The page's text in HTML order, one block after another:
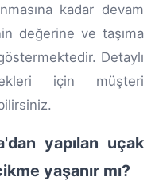
kadar devam
değerine ve taşıma
Detaylı
için müşteri
yapılan uçak
yaşanır mı?